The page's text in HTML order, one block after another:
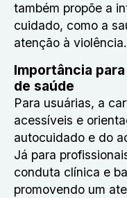
também propõe a
cuidado, como a
atenção à violência.
Importância
de saúde
Para usuárias, a
acessíveis e
autocuidado e do
Já para
conduta clínica e
promovendo um